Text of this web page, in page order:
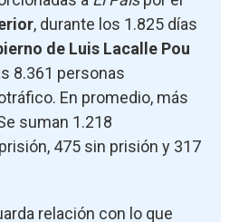
, durante los 1.825 días
de Luis Lacalle Pou
8.361 personas
En promedio, más
suman 1.218
475 sin prisión y 317
relación con lo que